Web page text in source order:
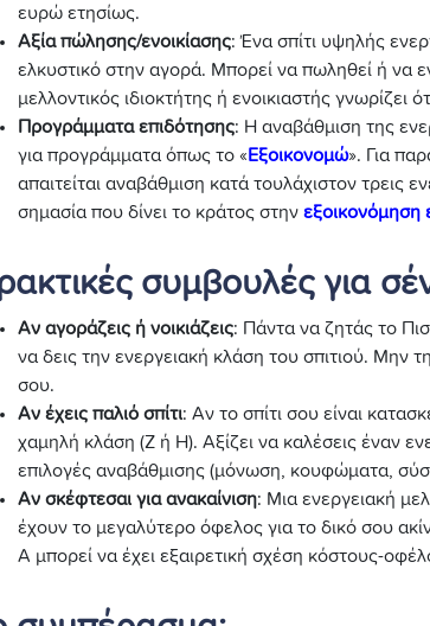
ευρώ ετησίως.
Αξία πώλησης/ενοικίασης: Ένα σπίτι υψηλής
ελκυστικό στην αγορά. Μπορεί να πωληθεί ή να
μελλοντικός ιδιοκτήτης ή ενοικιαστής
Προγράμματα επιδότησης: Η αναβάθμιση της
για προγράμματα όπως το « Εξοικονομώ». Για
απαιτείται αναβάθμιση κατά τουλάχιστον τρεις
σημασία που δίνει το κράτος στην εξοικονόμηση
συμβουλές για
Αν αγοράζεις ή νοικιάζεις: Πάντα να ζητάς το
να δεις την ενεργειακή κλάση του σπιτιού. Μην
σου.
Αν έχεις παλιό σπίτι: Αν το σπίτι σου είναι
χαμηλή κλάση (Ζ ή Η). Αξίζει να καλέσεις έναν
επιλογές αναβάθμισης (μόνωση, κουφώματα,
Αν σκέφτεσαι για ανακαίνιση: Μια ενεργειακή
έχουν το μεγαλύτερο όφελος για το δικό σου
Α μπορεί να έχει εξαιρετική σχέση κόστους-